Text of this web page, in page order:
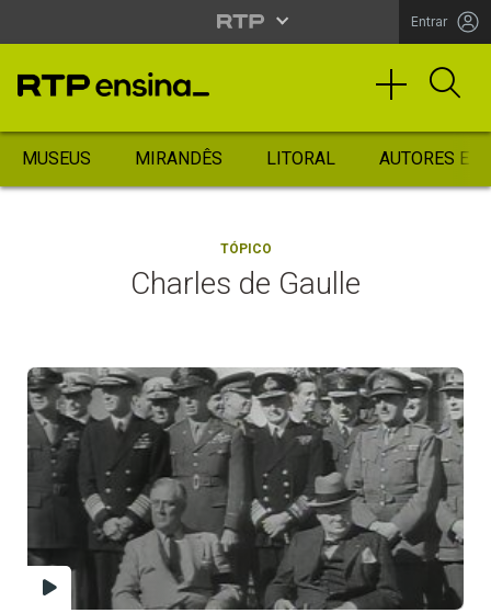
Entrar
MUSEUS MIRANDÊS LITORAL AUTORES
TÓPICO
Charles de Gaulle